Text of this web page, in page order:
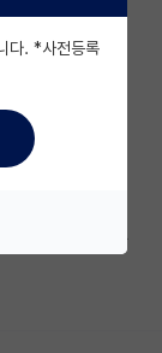
궁금합니다.
련 정보는 한계가
다. *사전등록